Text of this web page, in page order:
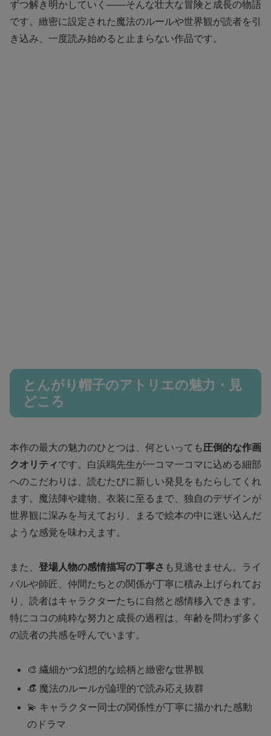
ずつ解き明かしていく——そんな壮大な冒険と成長の物語
です。緻密に設定された魔法のルールや世界観が読者を引
き込み、一度読み始めると止まらない作品です。
とんがり帽子のアトリエの魅力・見
どころ
本作の最大の魅力のひとつは、何といっても圧倒的な作画
クオリティです。白浜鴎先生が一コマ一コマに込める細部
へのこだわりは、読むたびに新しい発見をもたらしてくれ
ます。魔法陣や建物、衣装に至るまで、独自のデザインが
世界観に深みを与えており、まるで絵本の中に迷い込んだ
ような感覚を味わえます。
また、 登場人物の感情描写の丁寧さ も見逃せません。ライ
バルや師匠、仲間たちとの関係が丁寧に積み上げられてお
り、読者はキャラクターたちに自然と感情移入できます。
特にココの純粋な努力と成長の過程は、年齢を問わず多く
の読者の共感を呼んでいます。
🎨 繊細かつ幻想的な絵柄と緻密な世界観
👒 魔法のルールが論理的で読み応え抜群
💫 キャラクター同士の関係性が丁寧に描かれた感動
のドラマ